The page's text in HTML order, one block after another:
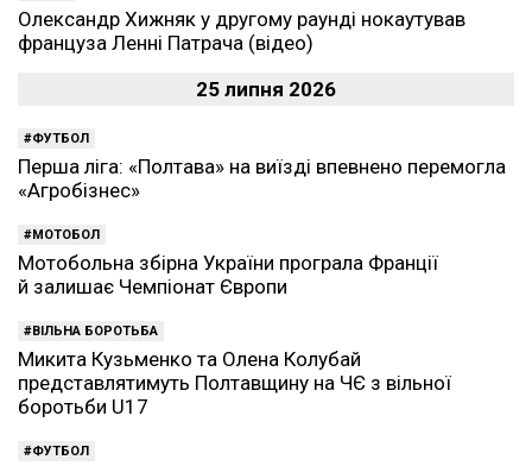
Олександр Хижняк у другому раунді нокаутував
француза Ленні Патрача (відео)
25 липня 2026
ФУТБОЛ
Перша ліга: «Полтава» на виїзді впевнено перемогла
«Агробізнес»
МОТОБОЛ
Мотобольна збірна України програла Франції
й залишає Чемпіонат Європи
ВІЛЬНА БОРОТЬБА
Микита Кузьменко та Олена Колубай
представлятимуть Полтавщину на ЧЄ з вільної
боротьби U17
ФУТБОЛ